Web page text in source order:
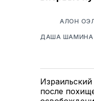
АЛОН
ДАША ШАМИНА
после